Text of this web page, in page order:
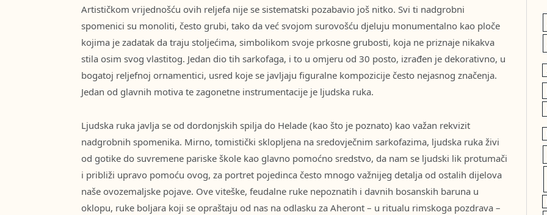
Artističkom vrijednošću ovih reljefa nije se sistematski pozabavio još nitko. Svi ti nadgrobni
spomenici su monoliti, često grubi, tako da već svojom surovošću djeluju monumentalno kao ploče
kojima je zadatak da traju stoljećima, simbolikom svoje prkosne grubosti, koja ne priznaje nikakva
stila osim svog vlastitog. Jedan dio tih sarkofaga, i to u omjeru od 30 posto, izrađen je dekorativno, u
bogatoj reljefnoj ornamentici, usred koje se javljaju figuralne kompozicije često nejasnog značenja.
Jedan od glavnih motiva te zagonetne instrumentacije je ljudska ruka.
Ljudska ruka javlja se od dordonjskih spilja do Helade (kao što je poznato) kao važan rekvizit
nadgrobnih spomenika. Mirno, tomistički sklopljena na sredovječnim sarkofazima, ljudska ruka živi
od gotike do suvremene pariske škole kao glavno pomoćno sredstvo, da nam se ljudski lik protumači
i približi upravo pomoću ovog, za portret pojedinca često mnogo važnijeg detalja od ostalih dijelova
naše ovozemaljske pojave. Ove viteške, feudalne ruke nepoznatih i davnih bosanskih baruna u
oklopu, ruke boljara koji se opraštaju od nas na odlasku za Aheront – u ritualu rimskoga pozdrava –